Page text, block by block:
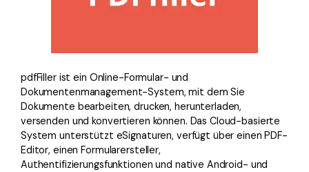
pdfFiller ist ein Online-Formular- und
Dokumentenmanagement-System, mit dem Sie
Dokumente bearbeiten, drucken, herunterladen,
versenden und konvertieren können. Das Cloud-basierte
System unterstützt eSignaturen, verfügt über einen PDF-
Editor, einen Formularersteller,
Authentifizierungsfunktionen und native Android- und